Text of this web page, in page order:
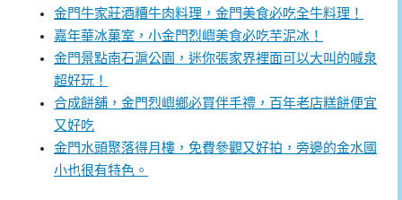
金門牛家莊酒糟牛肉料理，金門美食必吃全牛料理！
嘉年華冰菓室，小金門烈嶼美食必吃芋泥冰！
金門景點南石滬公園，迷你張家界裡面可以大叫的喊泉
超好玩！
合成餅舖，金門烈嶼鄉必買伴手禮，百年老店糕餅便宜
又好吃
金門水頭聚落得月樓，免費參觀又好拍，旁邊的金水國
小也很有特色。